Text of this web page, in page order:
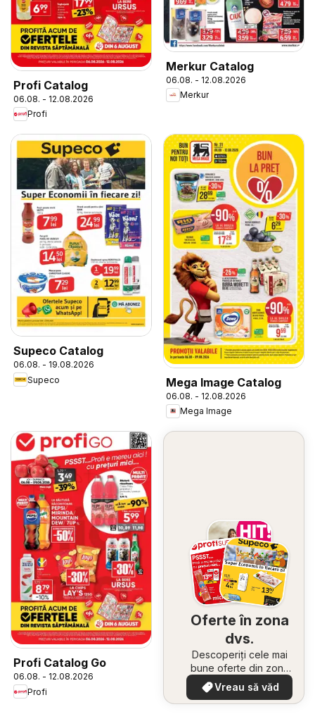
Profi Catalog
06.08. - 12.08.2026
Profi
Merkur Catalog
06.08. - 12.08.2026
Merkur
Supeco Catalog
06.08. - 19.08.2026
Supeco
Mega Image Catalog
06.08. - 12.08.2026
Mega Image
Profi Catalog Go
06.08. - 12.08.2026
Profi
Oferte în zona
dvs.
Descoperiți cele mai
bune oferte din zona
dumneavoastră
Vreau să văd